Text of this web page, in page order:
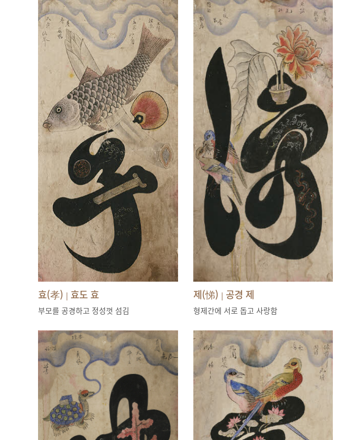
효(孝) | 효도 효
부모를 공경하고 정성껏 섬김
제(悌) | 공경 제
형제간에 서로 돕고 사랑함